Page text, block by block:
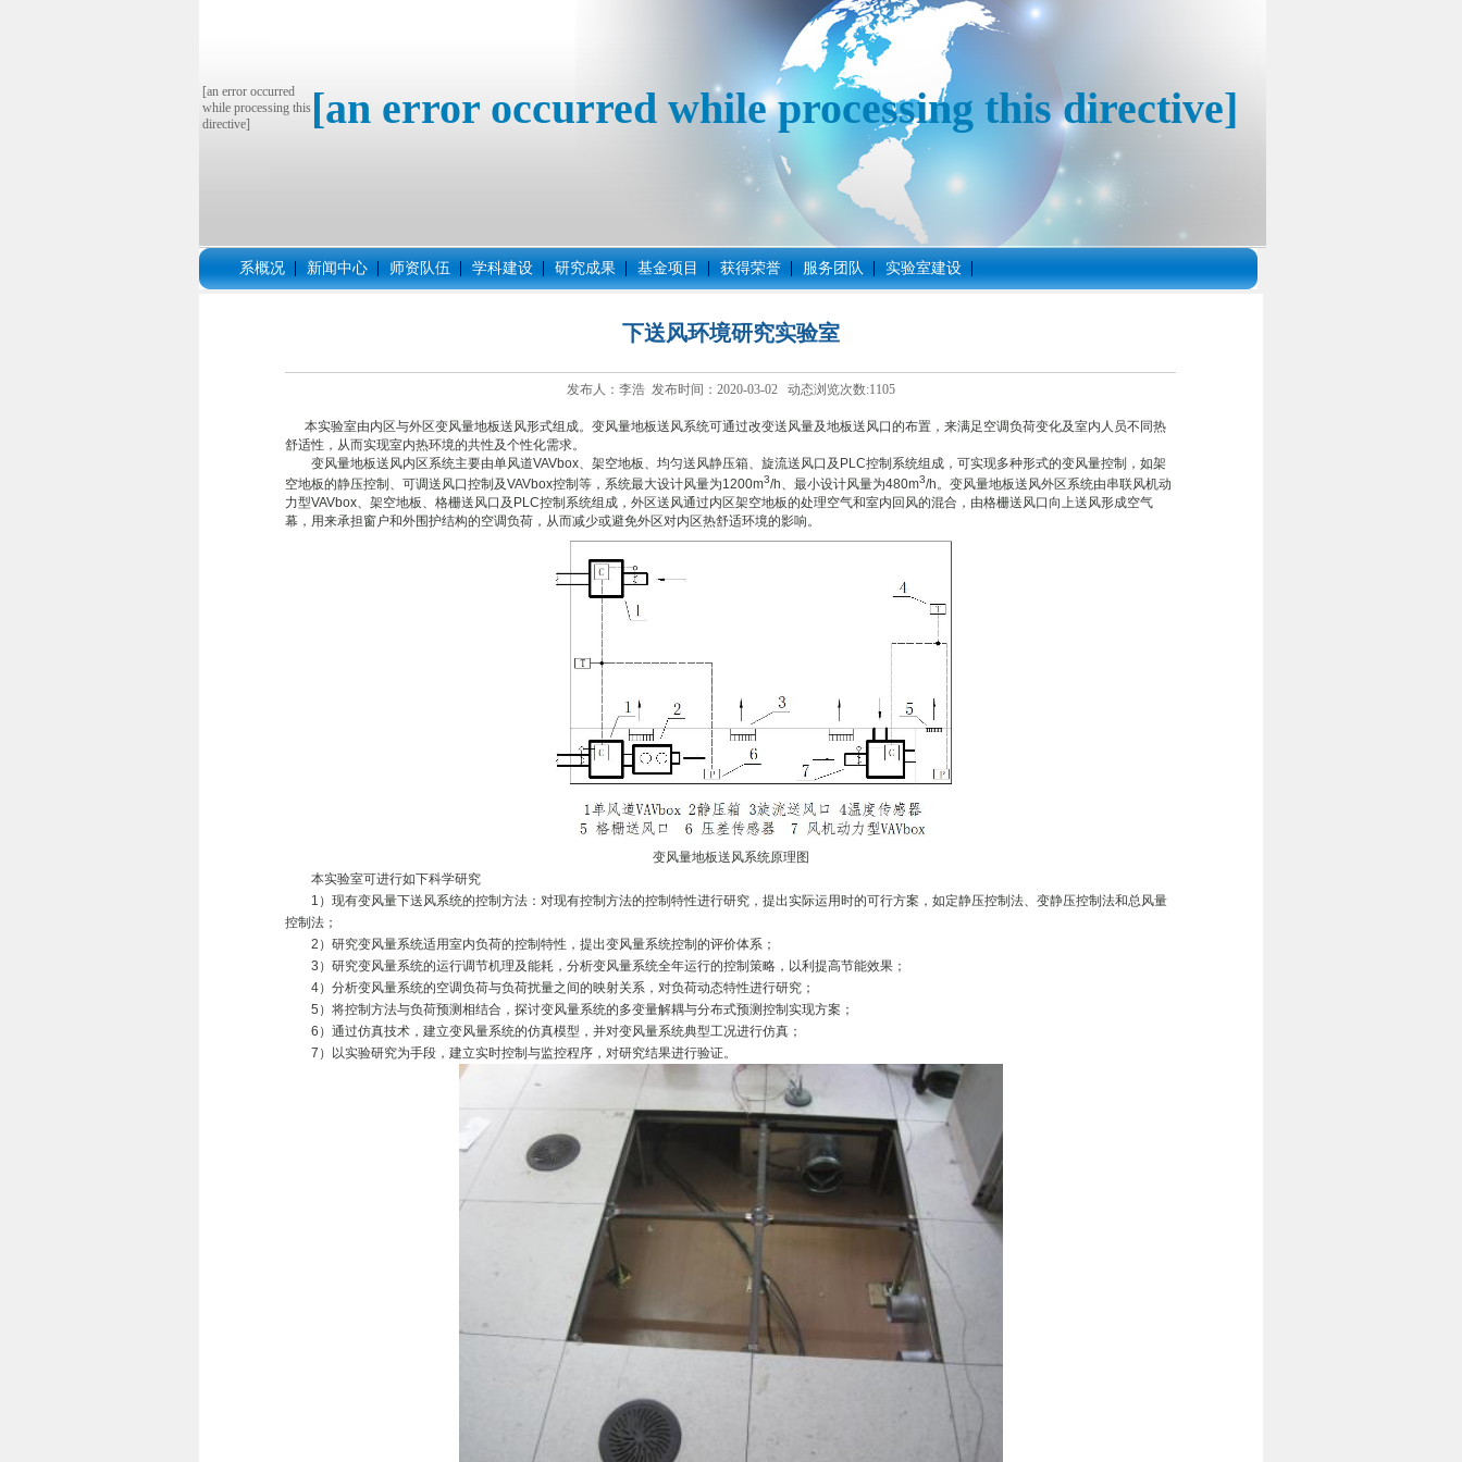
[an error occurred
while processing this
directive]
[an error occurred while processing this directive]
系概况 新闻中心 师资队伍 学科建设 研究成果 基金项目 获得荣誉 服务团队 实验室建设
下送风环境研究实验室
发布人：李浩 发布时间：2020-03-02 动态浏览次数:1105
本实验室由内区与外区变风量地板送风形式组成。变风量地板送风系统可通过改变送风量及地板送风口的布置，来满足空调负荷变化及室内人员不同热
舒适性，从而实现室内热环境的共性及个性化需求。
变风量地板送风内区系统主要由单风道VAVbox、架空地板、均匀送风静压箱、旋流送风口及PLC控制系统组成，可实现多种形式的变风量控制，如架
空地板的静压控制、可调送风口控制及VAVbox控制等，系统最大设计风量为1200m3/h、最小设计风量为480m3/h。变风量地板送风外区系统由串联风机动
力型VAVbox、架空地板、格栅送风口及PLC控制系统组成，外区送风通过内区架空地板的处理空气和室内回风的混合，由格栅送风口向上送风形成空气
幕，用来承担窗户和外围护结构的空调负荷，从而减少或避免外区对内区热舒适环境的影响。
变风量地板送风系统原理图
本实验室可进行如下科学研究
1）现有变风量下送风系统的控制方法：对现有控制方法的控制特性进行研究，提出实际运用时的可行方案，如定静压控制法、变静压控制法和总风量
控制法；
2）研究变风量系统适用室内负荷的控制特性，提出变风量系统控制的评价体系；
3）研究变风量系统的运行调节机理及能耗，分析变风量系统全年运行的控制策略，以利提高节能效果；
4）分析变风量系统的空调负荷与负荷扰量之间的映射关系，对负荷动态特性进行研究；
5）将控制方法与负荷预测相结合，探讨变风量系统的多变量解耦与分布式预测控制实现方案；
6）通过仿真技术，建立变风量系统的仿真模型，并对变风量系统典型工况进行仿真；
7）以实验研究为手段，建立实时控制与监控程序，对研究结果进行验证。